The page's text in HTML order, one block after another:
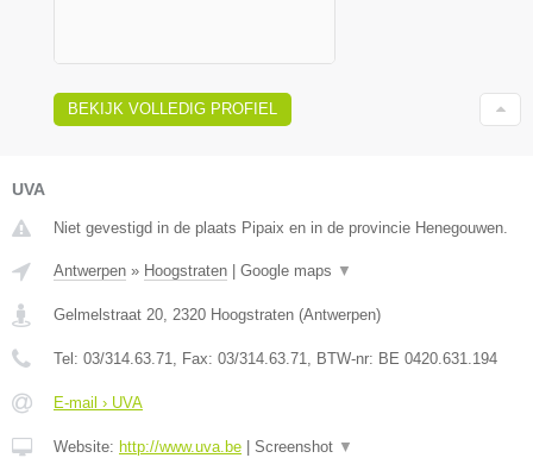
BEKIJK VOLLEDIG PROFIEL
UVA
Niet gevestigd in de plaats Pipaix en in de provincie Henegouwen.
Antwerpen » Hoogstraten Google maps ▼
Gelmelstraat 20, 2320 Hoogstraten (Antwerpen)
Tel: 03/314.63.71, Fax: 03/314.63.71, BTW-nr: BE 0420.631.194
E-mail › UVA
Website: http://www.uva.be Screenshot ▼